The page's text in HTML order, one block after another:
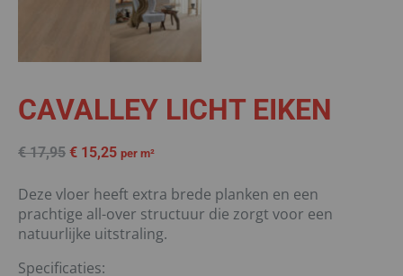
CAVALLEY LICHT EIKEN
€17,95 € 15,25 per m²
Deze vloer heeft extra brede planken en een
prachtige all-over structuur die zorgt voor een
natuurlijke uitstraling.
Specificaties: